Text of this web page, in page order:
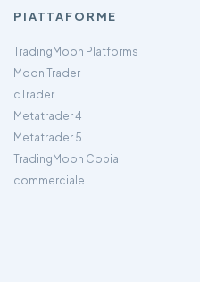
PIATTAFORME
TradingMoon Platforms
Moon Trader
cTrader
Metatrader 4
Metatrader 5
TradingMoon Copia
commerciale